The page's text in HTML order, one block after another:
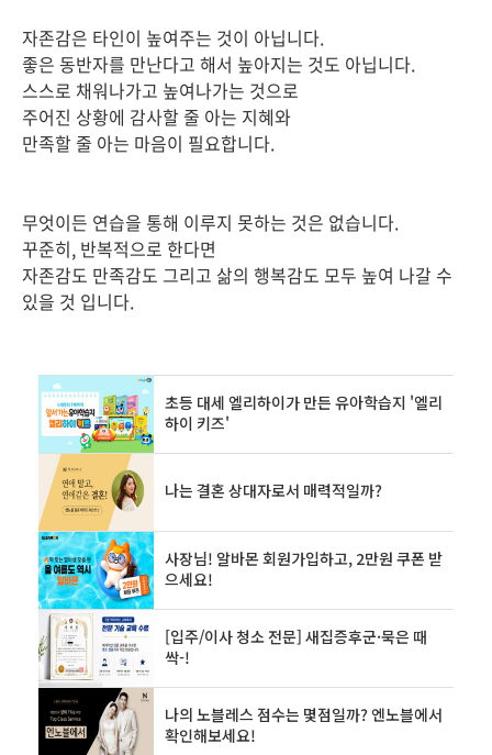
자존감은 타인이 높여주는 것이 아닙니다.
좋은 동반자를 만난다고 해서 높아지는 것도 아닙니다.
스스로 채워나가고 높여나가는 것으로
주어진 상황에 감사할 줄 아는 지혜와
만족할 줄 아는 마음이 필요합니다.
무엇이든 연습을 통해 이루지 못하는 것은 없습니다.
꾸준히, 반복적으로 한다면
자존감도 만족감도 그리고 삶의 행복감도 모두 높여 나갈 수
있을 것 입니다.